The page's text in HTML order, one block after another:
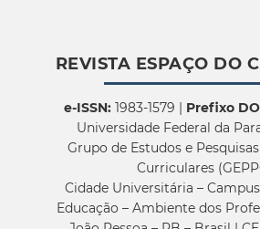
REVISTA ESPAÇO DO
e-ISSN:1983-1579 | Prefixo
Universidade Federal da
Grupo de Estudos e
Curriculares
Cidade Universitária –
Educação – Ambiente dos